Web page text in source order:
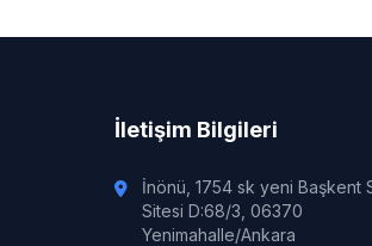
İletişim Bilgileri
İnönü, 1754 sk yeni Başkent
Sitesi D:68/3, 06370
Yenimahalle/Ankara